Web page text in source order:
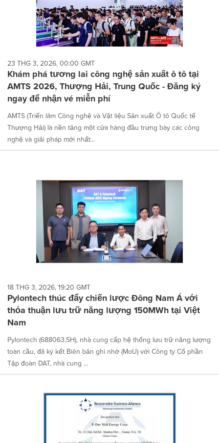
23 THG 3, 2026, 00:00 GMT
Khám phá tương lai công nghệ sản xuất ô tô tại
AMTS 2026, Thượng Hải, Trung Quốc - Đăng ký
ngay để nhận vé miễn phí
AMTS (Triển lãm Công nghệ và Vật liệu Sản xuất Ô tô Quốc tế
Thượng Hải) là nền tảng một cửa hàng đầu trưng bày các công
nghệ và giải pháp mới nhất...
18 THG 3, 2026, 19:20 GMT
Pylontech thúc đẩy chiến lược Đông Nam Á với
thỏa thuận lưu trữ năng lượng 150MWh tại Việt
Nam
Pylontech (688063.SH), nhà cung cấp hệ thống lưu trữ năng lượng
toàn cầu, đã ký kết Biên bản ghi nhớ (MoU) với Công ty Cổ phần
Tập đoàn DAT, nhà cung ...